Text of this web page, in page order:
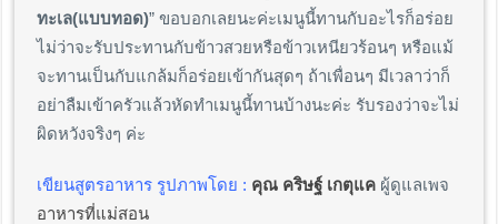
ทะเล(แบบทอด)” ขอบอกเลยนะค่ะเมนูนี้ทานกับอะไรก็อร่อย
ไม่ว่าจะรับประทานกับข้าวสวยหรือข้าวเหนียวร้อนๆ หรือแม้
จะทานเป็นกับแกล้มก็อร่อยเข้ากันสุดๆ ถ้าเพื่อนๆ มีเวลาว่าก็
อย่าลืมเข้าครัวแล้วหัดทำเมนูนี้ทานบ้างนะค่ะ รับรองว่าจะไม่
ผิดหวังจริงๆ ค่ะ
เขียนสูตรอาหาร รูปภาพโดย : คุณ คริษฐ์ เกตุแค ผู้ดูแลเพจ
อาหารที่แม่สอน